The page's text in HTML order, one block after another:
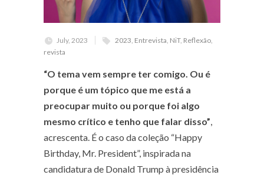
July, 2023 2023 Entrevista NiT, Reflexão
revista
“O tema vem sempre ter comigo. Ou é
porque é um tópico que me está a
preocupar muito ou porque foi algo
mesmo crítico e tenho que falar disso”,
acrescenta. É o caso da coleção “Happy
Birthday, Mr. President”, inspirada na
candidatura de Donald Trump à presidência